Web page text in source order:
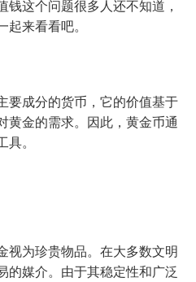
钱这个问题很多人还不知道，
来看看吧。
要成分的货币，它的价值基于
黄金的需求。因此，黄金币通
。
视为珍贵物品。在大多数文明
的媒介。由于其稳定性和广泛